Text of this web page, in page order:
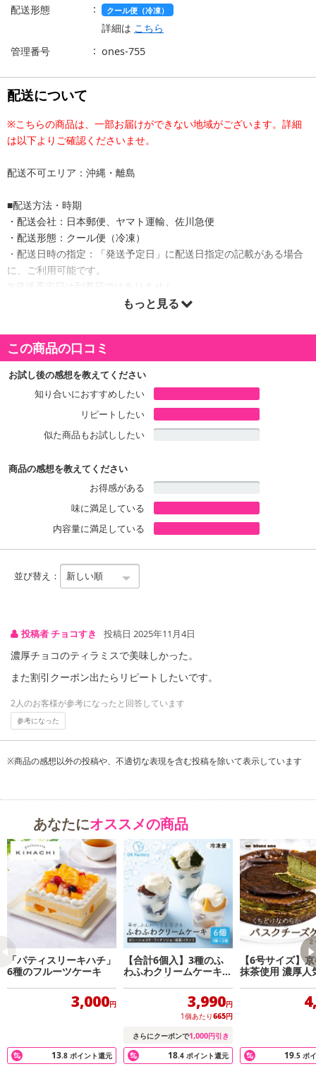
配送形態 クール便（冷凍）
詳細は こちら
管理番号
ones-755
配送について
※こちらの商品は、一部お届けができない地域がございます。詳細
は以下よりご確認くださいませ。
配送不可エリア：沖縄・離島
■配送方法・時期
・配送会社：日本郵便、ヤマト運輸、佐川急便
・配送形態：クール便（冷凍）
・配送日時の指定：「発送予定日」に配送日指定の記載がある場合
に、ご利用可能です。
※発送予定日は到着日ではありません。
・商品は「カカオのONES」より出荷します。
商品詳細
もっと見る
この商品の口コミ
お試し後の感想を教えてください
知り合いにおすすめしたい
リピートしたい
似た商品もお試ししたい
商品の感想を教えてください
お得感がある
味に満足している
内容量に満足している
並び替え：
投稿者 チョコすき 投稿日 2025年11月4日
濃厚チョコのティラミスで美味しかった。
また割引クーポン出たらリピートしたいです。
2人のお客様が参考になったと回答しています
参考になった
※商品の感想以外の投稿や、不適切な表現を含む投稿を除いて表示しています
あなたにオススメの商品
「パティスリーキハチ」
6種のフルーツケーキ
3,000円
13.8 ポイント還元
【合計6個入】3種のふ
わふわクリームケーキ
【冷凍便】
3,990円
1個あたり665円
さらにクーポンで1,000円引き
18.4 ポイント還元
【6号サイズ】
抹茶使用 濃厚人
茶バスクチーズ
19.5 ポ